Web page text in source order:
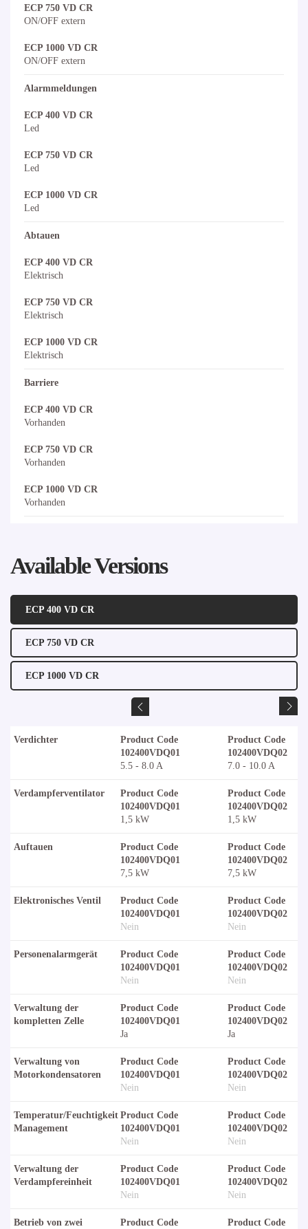
ECP 750 VD CR
ON/OFF extern
ECP 1000 VD CR
ON/OFF extern
Alarmmeldungen
ECP 400 VD CR
Led
ECP 750 VD CR
Led
ECP 1000 VD CR
Led
Abtauen
ECP 400 VD CR
Elektrisch
ECP 750 VD CR
Elektrisch
ECP 1000 VD CR
Elektrisch
Barriere
ECP 400 VD CR
Vorhanden
ECP 750 VD CR
Vorhanden
ECP 1000 VD CR
Vorhanden
Available Versions
ECP 400 VD CR
ECP 750 VD CR
ECP 1000 VD CR
Verdichter
Product Code
102400VDQ01
5.5 - 8.0 A
Product Code
102400VDQ02
7.0 - 10.0 A
Verdampferventilator
Product Code
102400VDQ01
1,5 kW
Product Code
102400VDQ02
1,5 kW
Auftauen
Product Code
102400VDQ01
7,5 kW
Product Code
102400VDQ02
7,5 kW
Elektronisches Ventil
Product Code
102400VDQ01
Nein
Product Code
102400VDQ02
Nein
Personenalarmgerät
Product Code
102400VDQ01
Nein
Product Code
102400VDQ02
Nein
Verwaltung der
kompletten Zelle
Product Code
102400VDQ01
Ja
Product Code
102400VDQ02
Ja
Verwaltung von
Motorkondensatoren
Product Code
102400VDQ01
Nein
Product Code
102400VDQ02
Nein
Temperatur/Feuchtigkeit
Management
Product Code
102400VDQ01
Nein
Product Code
102400VDQ02
Nein
Verwaltung der
Verdampfereinheit
Product Code
102400VDQ01
Nein
Product Code
102400VDQ02
Nein
Betrieb von zwei
Product Code
Product Code